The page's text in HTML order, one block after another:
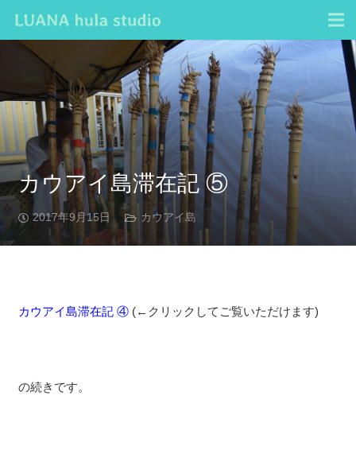
カウアイ島滞在記 ⑤
2017年9月15日 カウアイ島
カウアイ島滞在記 ④(←クリックしてご覧いただけます)
の続きです。